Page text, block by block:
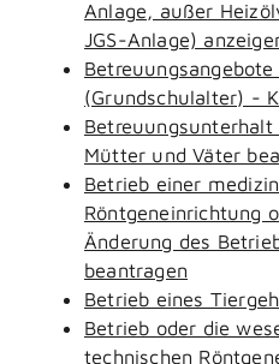
Anlage, außer
JGS-Anlage)
(Grundschulalter) -
Mütter und Väter
Betrieb einer
Röntgeneinrichtung
Änderung des
beantragen
Betrieb eines
Betrieb oder die
technischen